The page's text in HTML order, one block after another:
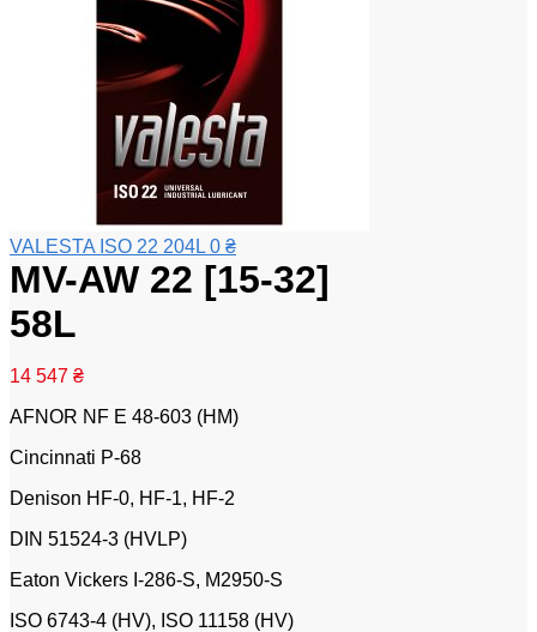
VALESTA ISO 22 204L 0 ₴
MV-AW 22 [15-32]
58L
14 547 ₴
AFNOR NF E 48-603 (HM)
Cincinnati P-68
Denison HF-0, HF-1, HF-2
DIN 51524-3 (HVLP)
Eaton Vickers I-286-S, M2950-S
ISO 6743-4 (HV), ISO 11158 (HV)